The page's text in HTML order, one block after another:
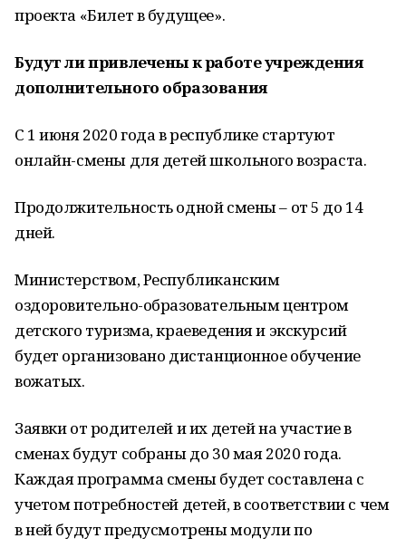
проекта «Билет в будущее».
Будут ли привлечены к работе учреждения
дополнительного образования
С 1 июня 2020 года в республике стартуют
онлайн-смены для детей школьного возраста.
Продолжительность одной смены – от 5 до 14
дней.
Министерством, Республиканским
оздоровительно-образовательным центром
детского туризма, краеведения и экскурсий
будет организовано дистанционное обучение
вожатых.
Заявки от родителей и их детей на участие в
сменах будут собраны до 30 мая 2020 года.
Каждая программа смены будет составлена с
учетом потребностей детей, в соответствии с чем
в ней будут предусмотрены модули по